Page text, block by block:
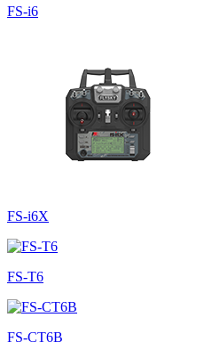
FS-i6
FS-i6X
FS-T6
FS-CT6B